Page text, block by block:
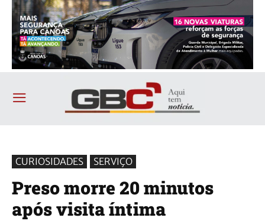
CURIOSIDADES SERVIÇO
Preso morre 20 minutos
após visita íntima